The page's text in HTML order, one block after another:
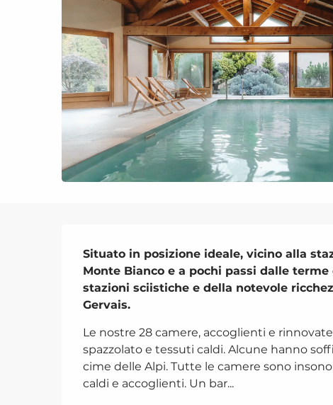
Descrizione
Situato in posizione ideale, vicino alla
Monte Bianco e a pochi passi dalle
stazioni sciistiche e della notevole
Gervais.
Le nostre 28 camere, accoglienti e
spazzolato e tessuti caldi. Alcune hanno
cime delle Alpi. Tutte le camere sono
caldi e accoglienti. Un bar...